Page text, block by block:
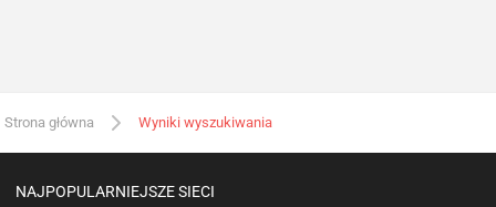
Strona główna Wyniki wyszukiwania
NAJPOPULARNIEJSZE SIECI